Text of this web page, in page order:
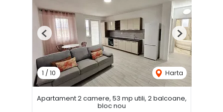
1 /10 Harta
Previous Next
Apartament 2 camere, 53 mp utili, 2 balcoane,
bloc nou